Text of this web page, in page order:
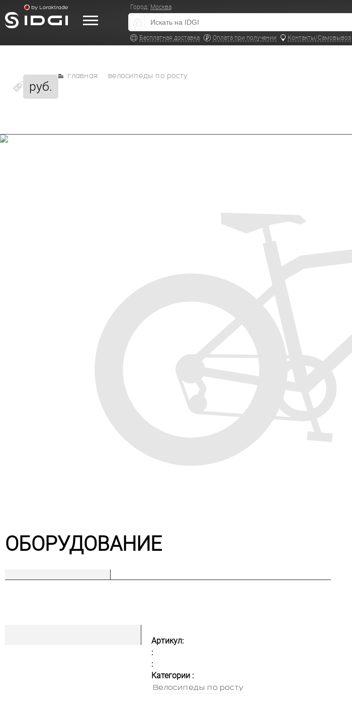
Город: Москва
Бесплатная доставка Оплата при получении Контакты/Самовывоз
руб.
главная велосипеды по росту
ОБОРУДОВАНИЕ
Артикул:
:
:
Категории :
Велосипеды по росту